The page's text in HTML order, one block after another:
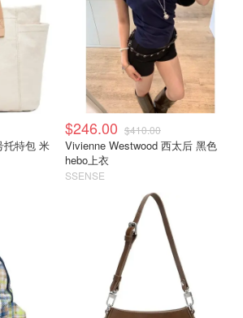
托特包 米
$246.00 $410.00
Vivienne Westwood 西太后 黑色
hebo上衣
SSENSE